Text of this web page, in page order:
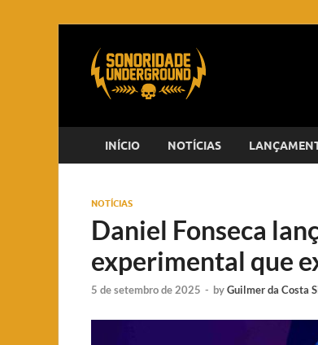
INÍCIO NOTÍCIAS
NOTÍCIAS
Daniel Fonseca
experimental que
5 de setembro de 2025 - byGuilmer da Costa